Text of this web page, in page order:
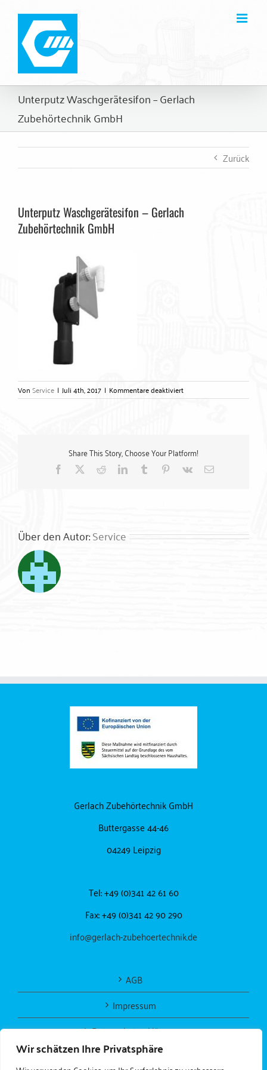
Wir schätzen Ihre Privatsphäre
Inhalt
springen
Unterputz Waschgerätesifon – Gerlach
Zubehörtechnik GmbH
Zurück
Unterputz Waschgerätesifon – Gerlach
Zubehörtechnik GmbH
VonService | Juli 4th, 2017 | Kommentare deaktiviertfür
Unterputz
GmbH
Share This Story, Choose Your Platform!
Facebook RedditLinkedInTumblr Pinterest
Vk
E-
Über den Autor:Service
Gerlach Zubehörtechnik GmbH
Buttergasse 44-46
04249 Leipzig
Tel: +49 (0)341 42 61 60
Fax: +49 (0)341 42 90 290
info@gerlach-zubehoertechnik.de
AGB
Impressum
Datenschutzerklärung